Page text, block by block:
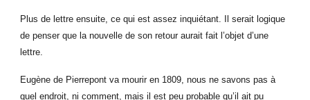
Plus de lettre ensuite, ce qui est assez inquiétant. Il serait logique
de penser que la nouvelle de son retour aurait fait l’objet d’une
lettre.
Eugène de Pierrepont va mourir en 1809, nous ne savons pas à
quel endroit, ni comment, mais il est peu probable qu’il ait pu